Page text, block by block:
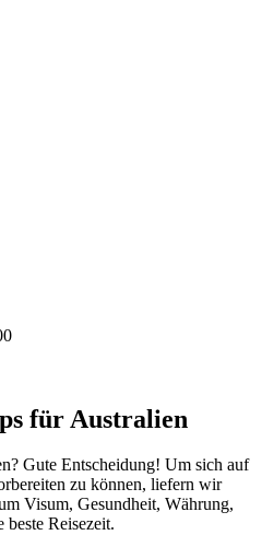
für Australien
Gute Entscheidung! Um sich auf
zu können, liefern wir
Visum, Gesundheit, Währung,
Reisezeit.